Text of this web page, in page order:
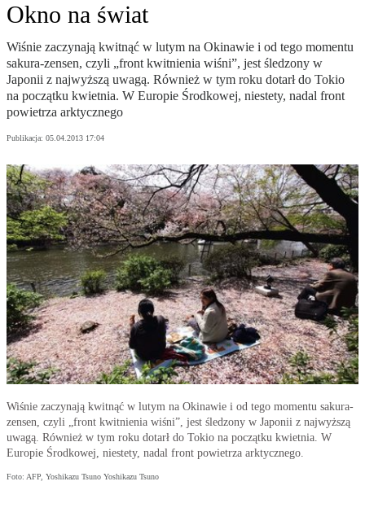
Okno na świat
Wiśnie zaczynają kwitnąć w lutym na Okinawie i od tego momentu
sakura-zensen, czyli „front kwitnienia wiśni”, jest śledzony w
Japonii z najwyższą uwagą. Również w tym roku dotarł do Tokio
na początku kwietnia. W Europie Środkowej, niestety, nadal front
powietrza arktycznego
Publikacja: 05.04.2013 17:04
Wiśnie zaczynają kwitnąć w lutym na Okinawie i od tego momentu sakura-
zensen, czyli „front kwitnienia wiśni”, jest śledzony w Japonii z najwyższą
uwagą. Również w tym roku dotarł do Tokio na początku kwietnia. W
Europie Środkowej, niestety, nadal front powietrza arktycznego.
Foto: AFP, Yoshikazu Tsuno Yoshikazu Tsuno